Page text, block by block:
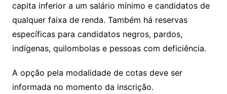
capita inferior a um salário mínimo e candidatos de
qualquer faixa de renda. Também há reservas
específicas para candidatos negros, pardos,
indígenas, quilombolas e pessoas com deficiência.
A opção pela modalidade de cotas deve ser
informada no momento da inscrição.